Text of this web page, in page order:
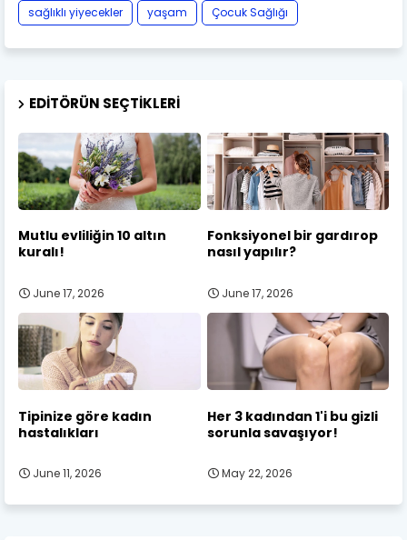
sağlıklı yiyecekler
yaşam Çocuk Sağlığı
EDITÖRÜN SEÇTIKLERI
Mutlu evliliğin 10 altın
kuralı!
June 17, 2026
Fonksiyonel bir gardırop
nasıl yapılır?
June 17, 2026
Tipinize göre kadın
hastalıkları
June 11, 2026
Her 3 kadından 1'i bu gizli
sorunla savaşıyor!
May 22, 2026